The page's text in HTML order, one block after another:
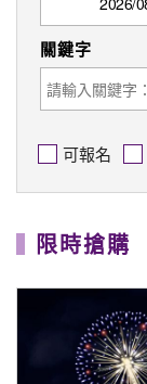
可報名
限時搶購